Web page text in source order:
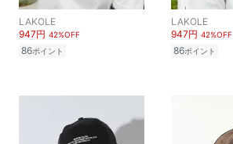
LAKOLE
947円 42%OFF
86ポイント
LAKOLE
947円 42%OFF
86ポイント